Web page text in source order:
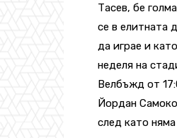
Тасев, бе
се в елитната
да играе и
неделя на
Велбъжд от
Йордан
след като